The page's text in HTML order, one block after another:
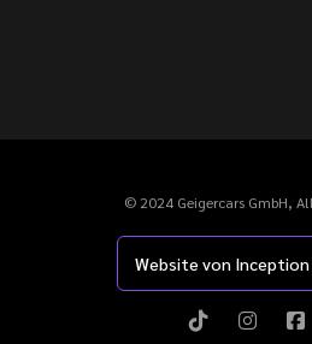
© 2024 Geigercars GmbH,
Website von Inception